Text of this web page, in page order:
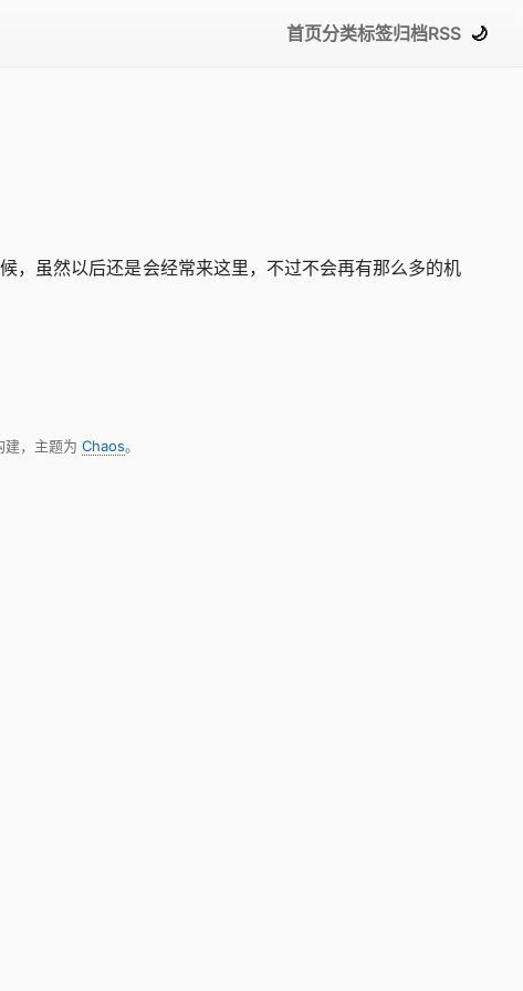
首页分类标签归档RSS 🌙
，虽然以后还是会经常来这里，不过不会再有那么多的机
建，主题为 Chaos。